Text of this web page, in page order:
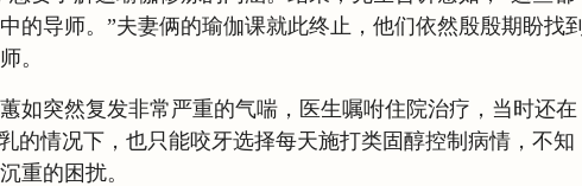
的导师。”夫妻俩的瑜伽课就此终止，他们依然殷殷期盼找到
。
如突然复发非常严重的气喘，医生嘱咐住院治疗，当时还在
的情况下，也只能咬牙选择每天施打类固醇控制病情，不知
重的困扰。